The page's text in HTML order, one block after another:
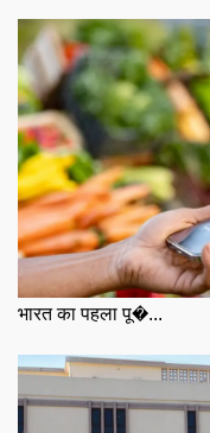
भारत का पहला पू�...